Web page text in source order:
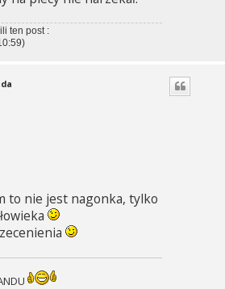
ten post :
to nie jest nagonka, tylko